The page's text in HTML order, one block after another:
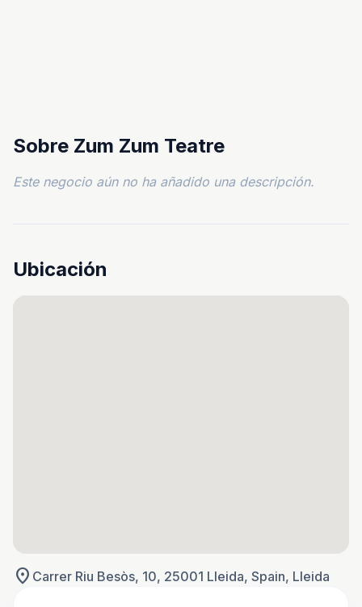
Sobre Zum Zum Teatre
Este negocio aún no ha añadido una descripción.
Ubicación
location_on Carrer Riu Besòs, 10, 25001 Lleida, Spain, Lleida